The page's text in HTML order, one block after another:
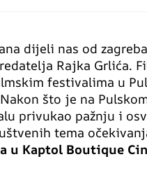
dijeli nas od
Rajka Grlića.
festivalima u
što je na
privukao pažnju i
tema
u Kaptol Boutique